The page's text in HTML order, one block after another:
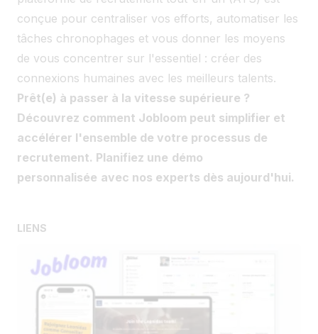
conçue pour centraliser vos efforts, automatiser les
tâches chronophages et vous donner les moyens
de vous concentrer sur l'essentiel : créer des
connexions humaines avec les meilleurs talents.
Prêt(e) à passer à la vitesse supérieure ?
Découvrez comment Jobloom peut simplifier et
accélérer l'ensemble de votre processus de
recrutement. Planifiez une démo
personnalisée avec nos experts dès aujourd'hui.
LIENS